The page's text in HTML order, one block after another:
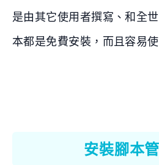
是由其它使用者撰寫、和全
本都是免費安裝，而且容易使
安裝腳本